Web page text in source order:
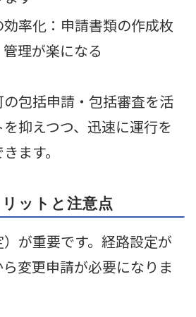
率化：申請書類の作成枚
理が楽になる
包括申請・包括審査を活
抑えつつ、迅速に運行を
ます。
ットと注意点
が重要です。経路設定が
変更申請が必要になりま